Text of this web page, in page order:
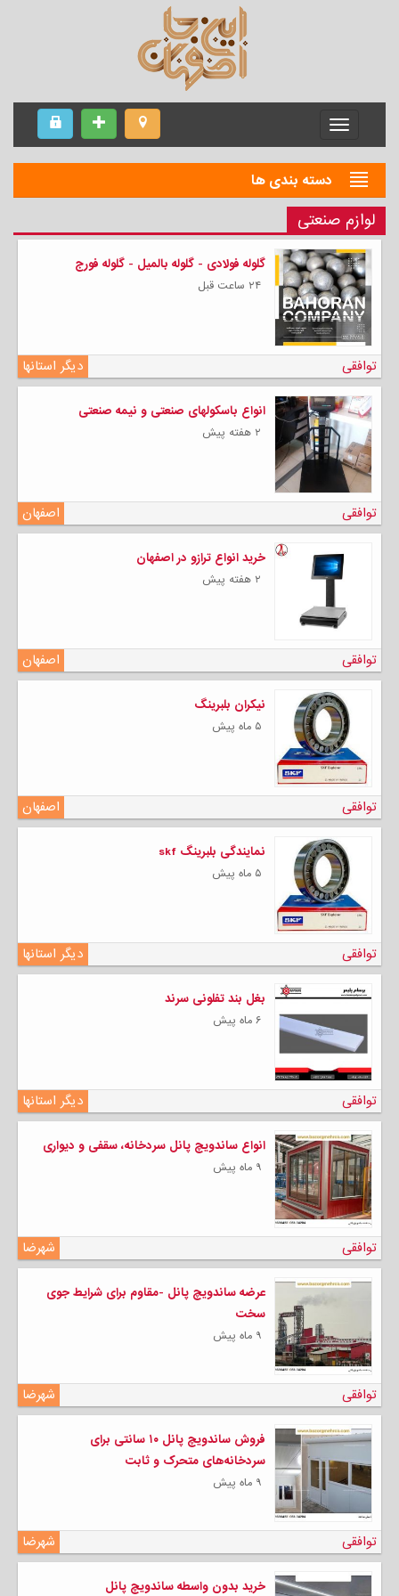
Menu
دسته بندی ها
لوازم صنعتی
گلوله فولادی - گلوله بالمیل - گلوله فورج
۲۴ ساعت قبل
دیگر استانها توافقی
انواع باسکولهای صنعتی و نیمه صنعتی
۲ هفته پیش
اصفهان توافقی
خرید انواع ترازو در اصفهان
۲ هفته پیش
اصفهان توافقی
نیکران بلبرینگ
۵ ماه پیش
اصفهان توافقی
نمایندگی بلبرینگ skf
۵ ماه پیش
دیگر استانها توافقی
بغل بند تفلونی سرند
۶ ماه پیش
دیگر استانها توافقی
انواع ساندویچ پانل سردخانه، سقفی و دیواری
۹ ماه پیش
شهرضا توافقی
عرضه ساندویچ پانل -مقاوم برای شرایط جوی
سخت
۹ ماه پیش
شهرضا توافقی
فروش ساندویچ پانل ۱۰ سانتی برای
سردخانه‌های متحرک و ثابت
۹ ماه پیش
شهرضا توافقی
خرید بدون واسطه ساندویچ پانل